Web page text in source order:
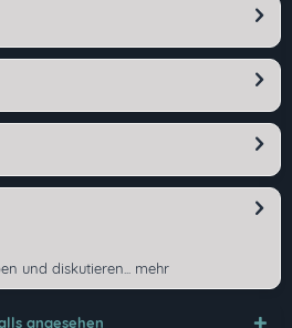
und diskutieren... mehr
angesehen